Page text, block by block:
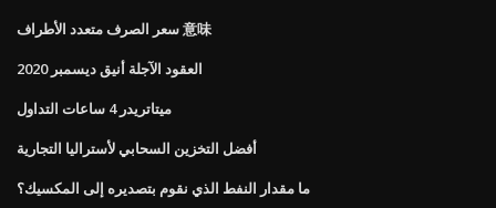
سعر الصرف متعدد الأطراف 意味
العقود الآجلة أنيق ديسمبر 2020
ميتاتريدر 4 ساعات التداول
أفضل التخزين السحابي لأستراليا التجارية
ما مقدار النفط الذي نقوم بتصديره إلى المكسيك؟